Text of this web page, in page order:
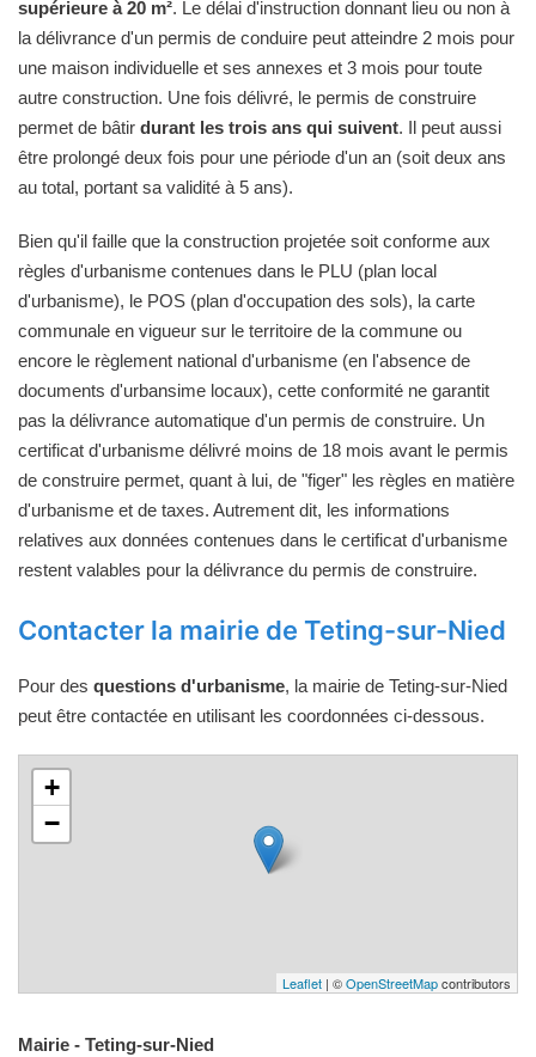
supérieure à 20 m². Le délai d'instruction donnant lieu ou non à
la délivrance d'un permis de conduire peut atteindre 2 mois pour
une maison individuelle et ses annexes et 3 mois pour toute
autre construction. Une fois délivré, le permis de construire
permet de bâtir durant les trois ans qui suivent. Il peut aussi
être prolongé deux fois pour une période d'un an (soit deux ans
au total, portant sa validité à 5 ans).
Bien qu'il faille que la construction projetée soit conforme aux
règles d'urbanisme contenues dans le PLU (plan local
d'urbanisme), le POS (plan d'occupation des sols), la carte
communale en vigueur sur le territoire de la commune ou
encore le règlement national d'urbanisme (en l'absence de
documents d'urbansime locaux), cette conformité ne garantit
pas la délivrance automatique d'un permis de construire. Un
certificat d'urbanisme délivré moins de 18 mois avant le permis
de construire permet, quant à lui, de "figer" les règles en matière
d'urbanisme et de taxes. Autrement dit, les informations
relatives aux données contenues dans le certificat d'urbanisme
restent valables pour la délivrance du permis de construire.
Contacter la mairie de Teting-sur-Nied
Pour des questions d'urbanisme, la mairie de Teting-sur-Nied
peut être contactée en utilisant les coordonnées ci-dessous.
+
−
Leaflet | ©OpenStreetMapcontributors
Mairie - Teting-sur-Nied